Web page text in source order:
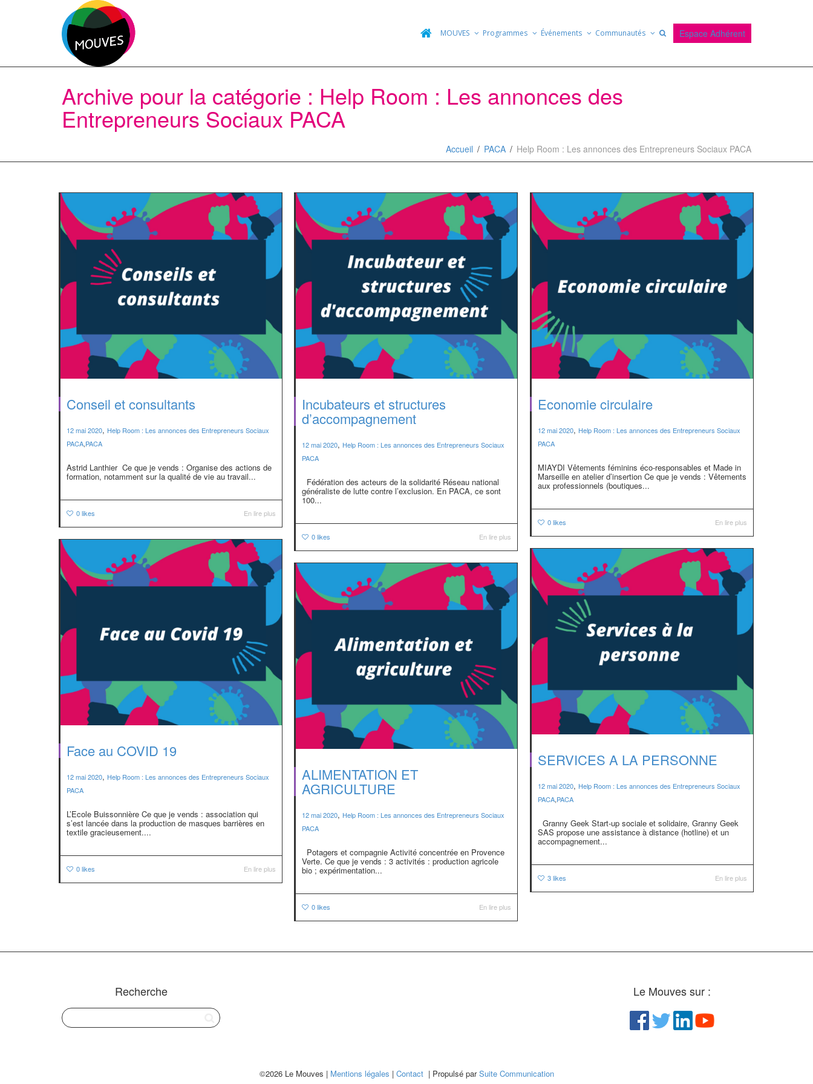
MOUVES Programmes Événements Communautés Espace Adhérent
Archive pour la catégorie : Help Room : Les annonces des
Entrepreneurs Sociaux PACA
Accueil PACA Help Room : Les annonces des Entrepreneurs Sociaux PACA
Conseil et consultants
12 mai 2020, Help Room : Les annonces des Entrepreneurs Sociaux
PACA,PACA
Astrid Lanthier Ce que je vends : Organise des actions de
formation, notamment sur la qualité de vie au travail...
0likes En lire plus
Incubateurs et structures
d’accompagnement
12 mai 2020, Help Room : Les annonces des Entrepreneurs Sociaux
PACA
Fédération des acteurs de la solidarité Réseau national
généraliste de lutte contre l’exclusion. En PACA, ce sont
100...
0likes En lire plus
Economie circulaire
12 mai 2020, Help Room : Les annonces des Entrepreneurs Sociaux
PACA
MIAYDI Vêtements féminins éco-responsables et Made in
Marseille en atelier d’insertion Ce que je vends : Vêtements
aux professionnels (boutiques...
0likes En lire plus
Face au COVID 19
12 mai 2020, Help Room : Les annonces des Entrepreneurs Sociaux
PACA
L’Ecole Buissonnière Ce que je vends : association qui
s’est lancée dans la production de masques barrières en
textile gracieusement....
0likes En lire plus
SERVICES A LA PERSONNE
12 mai 2020, Help Room : Les annonces des Entrepreneurs Sociaux
PACA,PACA
Granny Geek Start-up sociale et solidaire, Granny Geek
SAS propose une assistance à distance (hotline) et un
accompagnement...
3likes En lire plus
ALIMENTATION ET
AGRICULTURE
12 mai 2020, Help Room : Les annonces des Entrepreneurs Sociaux
PACA
Potagers et compagnie Activité concentrée en Provence
Verte. Ce que je vends : 3 activités : production agricole
bio ; expérimentation...
0likes En lire plus
Recherche Le Mouves sur :
©2026 Le Mouves | Mentions légales | Contact| Propulsé parSuite Communication